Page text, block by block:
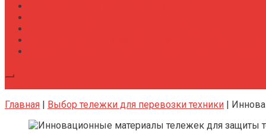
Главная | Выбор тележки для перевозки техники |